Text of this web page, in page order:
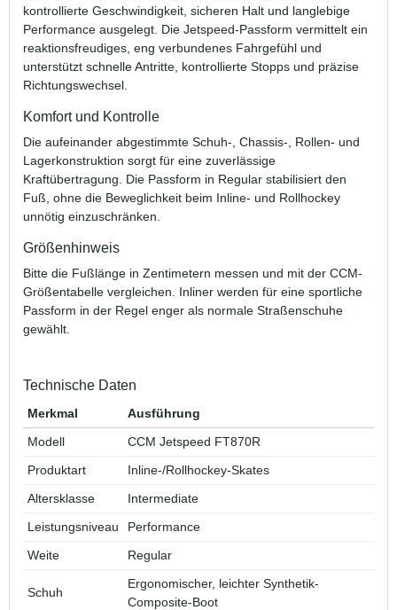
kontrollierte Geschwindigkeit, sicheren Halt und langlebige
Performance ausgelegt. Die Jetspeed-Passform vermittelt ein
reaktionsfreudiges, eng verbundenes Fahrgefühl und
unterstützt schnelle Antritte, kontrollierte Stopps und präzise
Richtungswechsel.
Komfort und Kontrolle
Die aufeinander abgestimmte Schuh-, Chassis-, Rollen- und
Lagerkonstruktion sorgt für eine zuverlässige
Kraftübertragung. Die Passform in Regular stabilisiert den
Fuß, ohne die Beweglichkeit beim Inline- und Rollhockey
unnötig einzuschränken.
Größenhinweis
Bitte die Fußlänge in Zentimetern messen und mit der CCM-
Größentabelle vergleichen. Inliner werden für eine sportliche
Passform in der Regel enger als normale Straßenschuhe
gewählt.
Technische Daten
Merkmal
Ausführung
Modell
CCM Jetspeed FT870R
Produktart
Inline-/Rollhockey-Skates
Altersklasse
Intermediate
Leistungsniveau
Performance
Weite
Regular
Schuh
Ergonomischer, leichter Synthetik-
Composite-Boot